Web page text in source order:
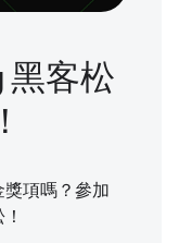
黑客松
項嗎？參加